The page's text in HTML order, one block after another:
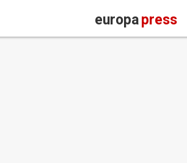
europapress